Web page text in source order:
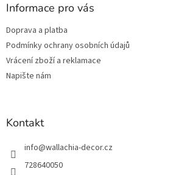
Informace pro vás
Doprava a platba
Podmínky ochrany osobních údajů
Vrácení zboží a reklamace
Napište nám
Kontakt
info@wallachia-decor.cz
728640050